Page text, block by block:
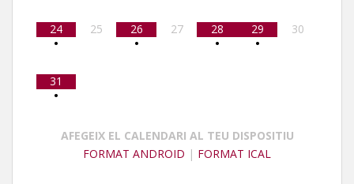
24
•
25
26
•
27
28
•
29
•
30
31
•
AFEGEIX EL CALENDARI AL TEU DISPOSITIU
FORMAT ANDROID | FORMAT ICAL